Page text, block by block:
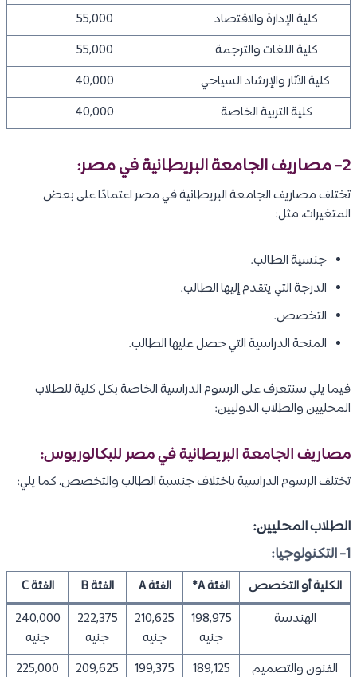
كلية الإدارة والاقتصاد
55,000
كلية اللغات والترجمة
55,000
كلية الآثار والإرشاد السياحي
40,000
كلية التربية الخاصة
40,000
2- مصاريف الجامعة البريطانية في مصر:
تختلف مصاريف الجامعة البريطانية في مصر اعتمادًا على بعض
المتغيرات، مثل:
جنسية الطالب.
الدرجة التي يتقدم إليها الطالب.
التخصص.
المنحة الدراسية التي حصل عليها الطالب.
فيما يلي سنتعرف على الرسوم الدراسية الخاصة بكل كلية للطلاب
المحليين والطلاب الدوليين:
مصاريف الجامعة البريطانية في مصر للبكالوريوس:
تختلف الرسوم الدراسية باختلاف جنسبة الطالب والتخصص، كما يلي:
الطلاب المحليين:
1- التكنولوجيا:
الكلية أو التخصص الفئة A* الفئة A الفئة B
الفئة C
الهندسة
198,975
جنيه
210,625
جنيه
222,375
جنيه
240,000
جنيه
الفنون والتصميم
189,125
199,375
209,625
225,000